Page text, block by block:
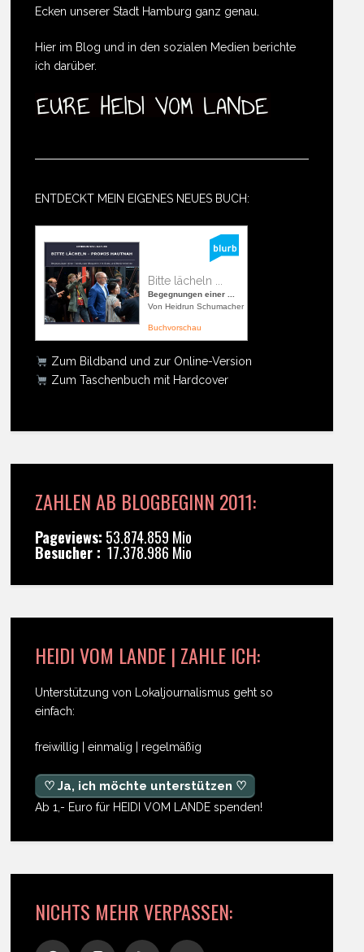
Ecken unserer Stadt Hamburg ganz genau.
Hier im Blog und in den sozialen Medien berichte
ich darüber.
ENTDECKT MEIN EIGENES NEUES BUCH:
Bitte lächeln ...
Begegnungen einer ...
Von Heidrun Schumacher
Buchvorschau
Zum Bildband und zur Online-Version
Zum Taschenbuch mit Hardcover
ZAHLEN AB BLOGBEGINN 2011:
Pageviews: 53.874.859 Mio
Besucher : 17.378.986 Mio
HEIDI VOM LANDE | ZAHLE ICH:
Unterstützung von Lokaljournalismus geht so
einfach:
freiwillig | einmalig | regelmäßig
♡ Ja, ich möchte unterstützen ♡
Ab 1,- Euro für HEIDI VOM LANDE spenden!
NICHTS MEHR VERPASSEN: